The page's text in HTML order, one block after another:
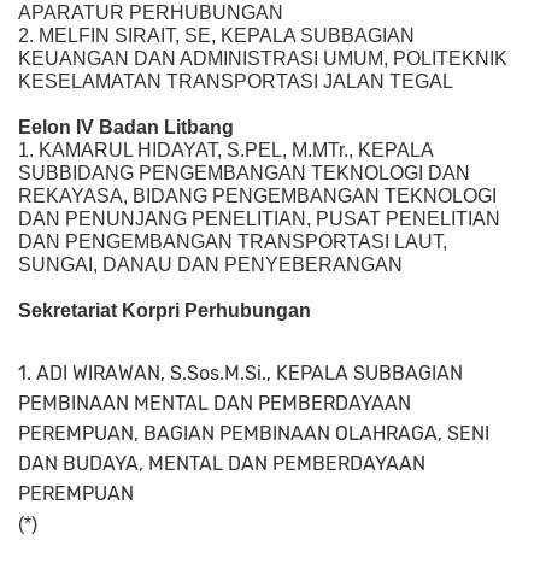
APARATUR PERHUBUNGAN
2. MELFIN SIRAIT, SE, KEPALA SUBBAGIAN
KEUANGAN DAN ADMINISTRASI UMUM, POLITEKNIK
KESELAMATAN TRANSPORTASI JALAN TEGAL
Eelon IV Badan Litbang
1. KAMARUL HIDAYAT, S.PEL, M.MTr., KEPALA
SUBBIDANG PENGEMBANGAN TEKNOLOGI DAN
REKAYASA, BIDANG PENGEMBANGAN TEKNOLOGI
DAN PENUNJANG PENELITIAN, PUSAT PENELITIAN
DAN PENGEMBANGAN TRANSPORTASI LAUT,
SUNGAI, DANAU DAN PENYEBERANGAN
Sekretariat Korpri Perhubungan
1. ADI WIRAWAN, S.Sos.M.Si., KEPALA SUBBAGIAN
PEMBINAAN MENTAL DAN PEMBERDAYAAN
PEREMPUAN, BAGIAN PEMBINAAN OLAHRAGA, SENI
DAN BUDAYA, MENTAL DAN PEMBERDAYAAN
PEREMPUAN
(*)